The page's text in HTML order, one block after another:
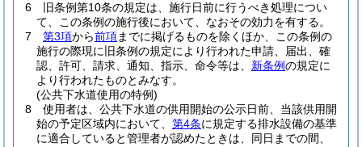
6
旧条例第10条の規定は、施行日前に行うべき処理につい
て、この条例の施行後において、なおその効力を有する。
7
第3項から前項までに掲げるものを除くほか、この条例の
施行の際現に旧条例の規定により行われた申請、届出、確
認、許可、請求、通知、指示、命令等は、 新条例の規定に
より行われたものとみなす。
(公共下水道使用の特例)
8
使用者は、公共下水道の供用開始の公示日前、当該供用開
始の予定区域内において、 第4条に規定する排水設備の基準
に適合していると管理者が認めたときは、同日までの間、